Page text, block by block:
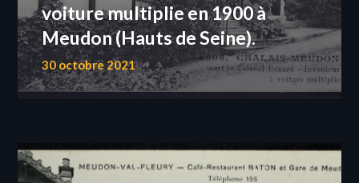
voiture multiplie en 1900 à
Meudon (Hauts de Seine).
30 octobre 2021